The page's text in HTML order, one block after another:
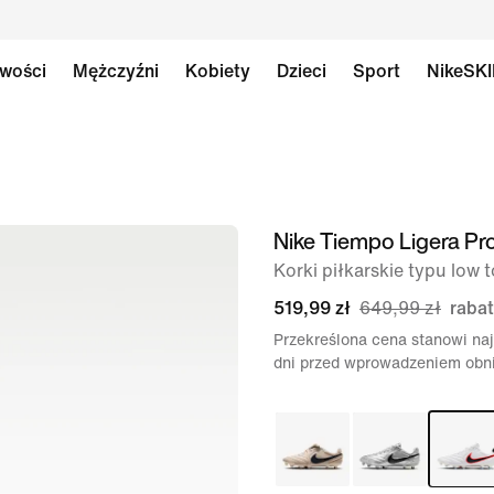
Mężczyźni Kobiety Dzieci Sport
obrazNike Tiempo Ligera
Korki piłkarskie typu low
519,99 zł 649,99 zł
Przekreślona cena stanowi
dni przed wprowadzeniem